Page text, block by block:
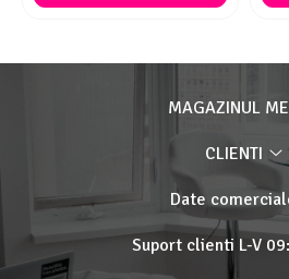
MAGAZINUL
CLIENTI
Date
Suport clienti L-V